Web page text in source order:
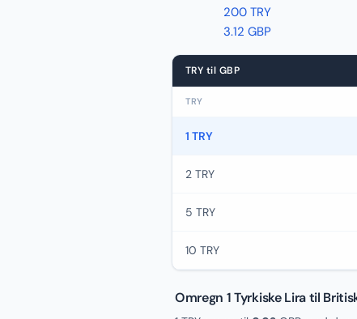
200 TRY
3.12 GBP
TRY til GBP
TRY
1 TRY
2 TRY
5 TRY
10 TRY
Omregn 1 Tyrkiske Lira til